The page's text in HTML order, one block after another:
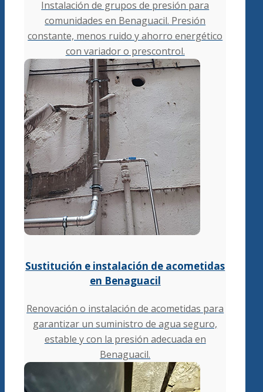
Instalación de grupos de presión para
comunidades en Benaguacil. Presión
constante, menos ruido y ahorro energético
con variador o prescontrol.
Sustitución e instalación de acometidas
en Benaguacil
Renovación o instalación de acometidas para
garantizar un suministro de agua seguro,
estable y con la presión adecuada en
Benaguacil.